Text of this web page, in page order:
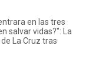
en las tres
salvar vidas?": La
La Cruz tras